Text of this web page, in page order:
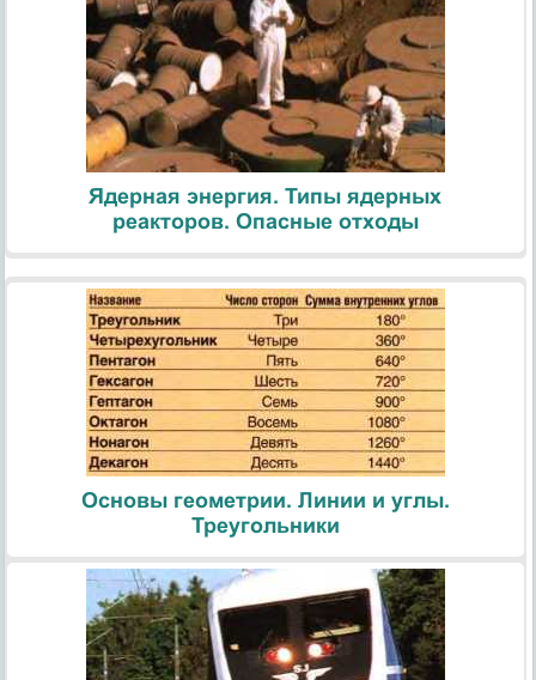
Ядерная энергия. Типы ядерных
реакторов. Опасные отходы
Основы геометрии. Линии и углы.
Треугольники